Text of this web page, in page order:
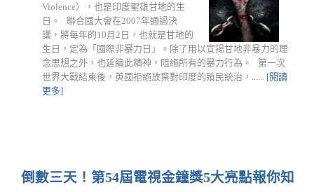
Violence），也是印度聖雄甘地的生
日。 聯合國大會在2007年通過決
議，將每年的10月2日，也就是甘地的
生日，定為「國際非暴力日」。除了用以宣揚甘地非暴力的理
念思想之外，也延續此精神，阻絕所有的暴力行為。 第一次
世界大戰結束後，英國拒絕放棄對印度的殖民統治，...... [閱讀
更多]
倒數三天！第54屆電視金鐘獎5大亮點報你知